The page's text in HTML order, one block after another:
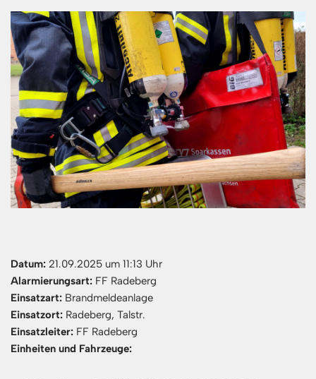
Datum: 21.09.2025 um 11:13 Uhr
Alarmierungsart: FF Radeberg
Einsatzart: Brandmeldeanlage
Einsatzort: Radeberg, Talstr.
Einsatzleiter: FF Radeberg
Einheiten und Fahrzeuge: